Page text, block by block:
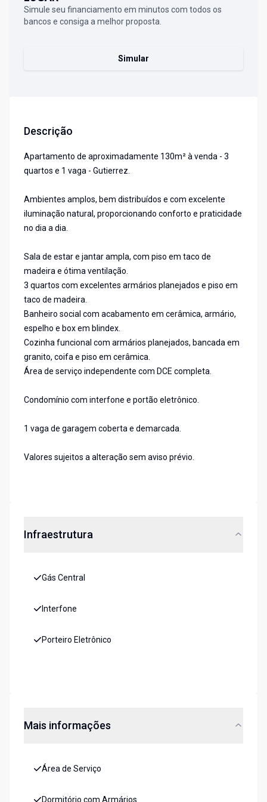
Simule seu financiamento em minutos com todos os
bancos e consiga a melhor proposta.
Simular
Descrição
Apartamento de aproximadamente 130m² à venda - 3
quartos e 1 vaga - Gutierrez.
Ambientes amplos, bem distribuídos e com excelente
iluminação natural, proporcionando conforto e praticidade
no dia a dia.
Sala de estar e jantar ampla, com piso em taco de
madeira e ótima ventilação.
3 quartos com excelentes armários planejados e piso em
taco de madeira.
Banheiro social com acabamento em cerâmica, armário,
espelho e box em blindex.
Cozinha funcional com armários planejados, bancada em
granito, coifa e piso em cerâmica.
Área de serviço independente com DCE completa.
Condomínio com interfone e portão eletrônico.
1 vaga de garagem coberta e demarcada.
Valores sujeitos a alteração sem aviso prévio.
Infraestrutura
Gás Central
Interfone
Porteiro Eletrônico
Mais informações
Área de Serviço
Dormitório com Armários